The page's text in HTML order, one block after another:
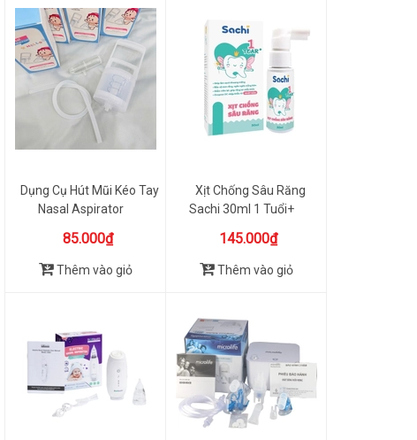
Dụng Cụ Hút Mũi Kéo Tay
Nasal Aspirator
85.000₫
Thêm vào giỏ
Xịt Chống Sâu Răng
Sachi 30ml 1 Tuổi+
145.000₫
Thêm vào giỏ